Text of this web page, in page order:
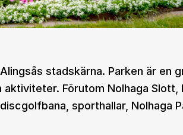
stadskärna. Parken är en
Förutom Nolhaga Slott,
sporthallar, Nolhaga